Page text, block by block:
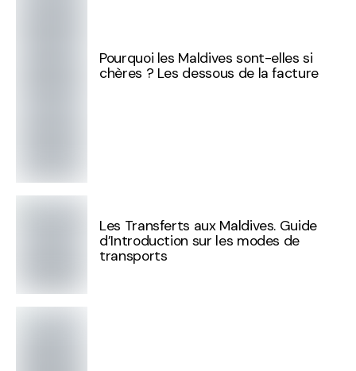
Pourquoi les Maldives sont-elles si
chères ? Les dessous de la facture
Les Transferts aux Maldives. Guide
d’Introduction sur les modes de
transports